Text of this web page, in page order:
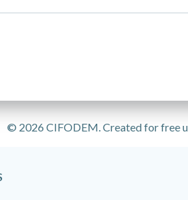
© 2026 CIFODEM. Created for free